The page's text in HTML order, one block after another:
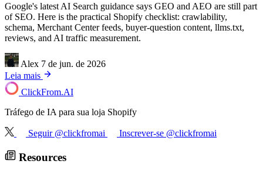
Google's latest AI Search guidance says GEO and AEO are still part
of SEO. Here is the practical Shopify checklist: crawlability,
schema, Merchant Center feeds, buyer-question content, llms.txt,
reviews, and AI traffic measurement.
Alex 7 de jun. de 2026
Leia mais
ClickFrom.AI
Tráfego de IA para sua loja Shopify
Seguir @clickfromai Inscrever-se @clickfromai
Resources